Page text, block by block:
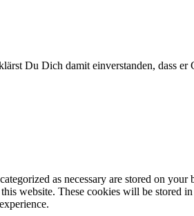
Du Dich damit einverstanden, dass er
as necessary are stored on your
website. These cookies will be stored